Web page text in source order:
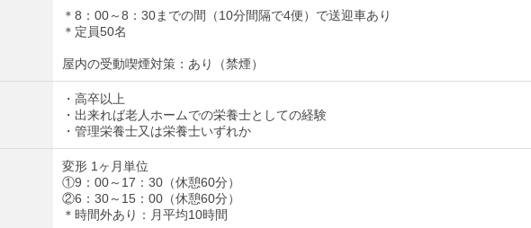
＊8：00～8：30までの間（10分間隔で4便）で送迎車あり
＊定員50名
屋内の受動喫煙対策：あり（禁煙）
・高卒以上
・出来れば老人ホームでの栄養士としての経験
・管理栄養士又は栄養士いずれか
変形 1ヶ月単位
①9：00～17：30（休憩60分）
②6：30～15：00（休憩60分）
＊時間外あり：月平均10時間